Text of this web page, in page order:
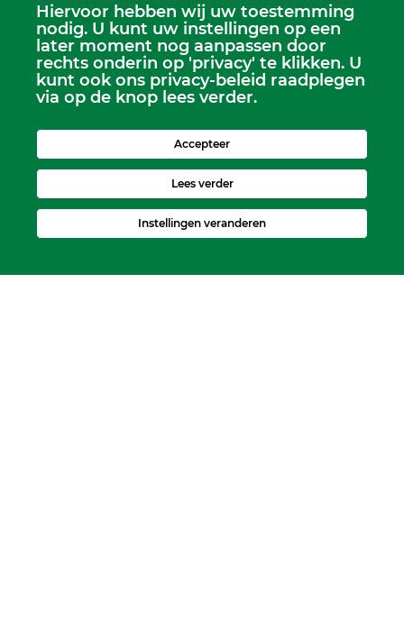
Scriba
Dhr. Leen Kruithof
scriba@kerkheerjansdam.nl
Hiervoor hebben wij uw toestemming
nodig. U kunt uw instellingen op een
later moment nog aanpassen door
rechts onderin op 'privacy' te klikken. U
kunt ook ons privacy-beleid raadplegen
via op de knop lees verder.
Accepteer
Lees verder
Instellingen veranderen